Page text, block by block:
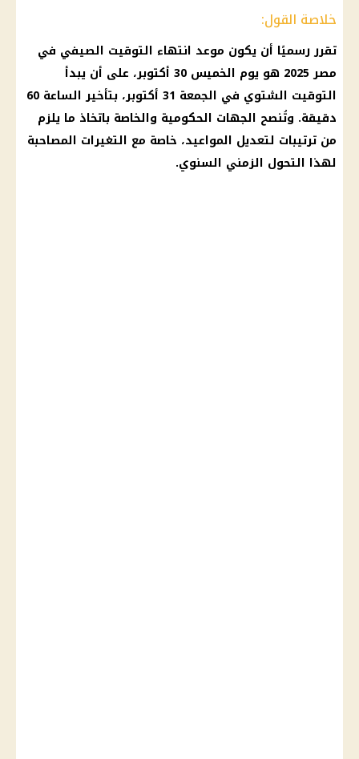
خلاصة القول:
تقرر رسميًا أن يكون موعد انتهاء التوقيت الصيفي في
مصر 2025 هو يوم الخميس 30 أكتوبر، على أن يبدأ
التوقيت الشتوي في الجمعة 31 أكتوبر، بتأخير الساعة 60
دقيقة. وتُنصح الجهات الحكومية والخاصة باتخاذ ما يلزم
من ترتيبات لتعديل المواعيد، خاصة مع التغيرات المصاحبة
لهذا التحول الزمني السنوي.